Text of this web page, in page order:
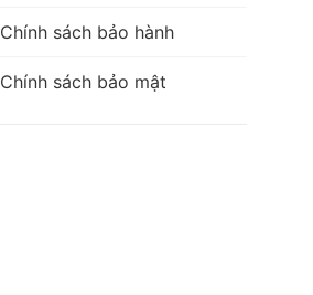
Chính sách bảo hành
Chính sách bảo mật